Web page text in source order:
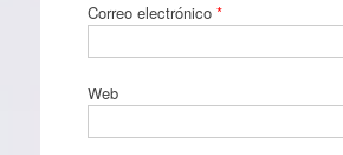
Correo electrónico *
Web